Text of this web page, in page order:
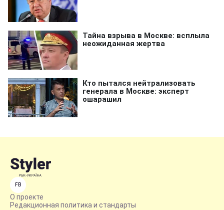
FB
О проекте
Редакционная политика и стандарты